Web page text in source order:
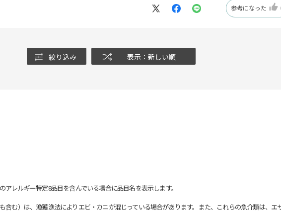
参考になった
絞り込み 表示：新しい順
レルギー特定8品目を含んでいる場合に品目名を表示します。
む）は、漁獲漁法によりエビ・カニが混じっている場合があります。また、これらの魚介類は、エ